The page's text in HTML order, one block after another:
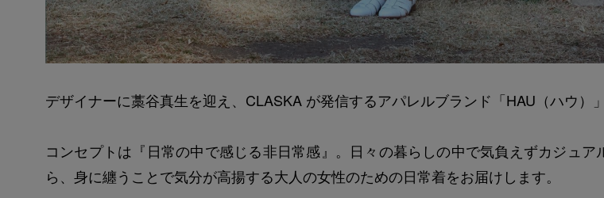
デザイナーに藁谷真生を迎え、CLASKA が発信するアパレルブランド「HAU（ハウ）」
コンセプトは『日常の中で感じる非日常感』。日々の暮らしの中で気負えずカジュ
ら、身に纏うことで気分が高揚する大人の女性のための日常着をお届けします。